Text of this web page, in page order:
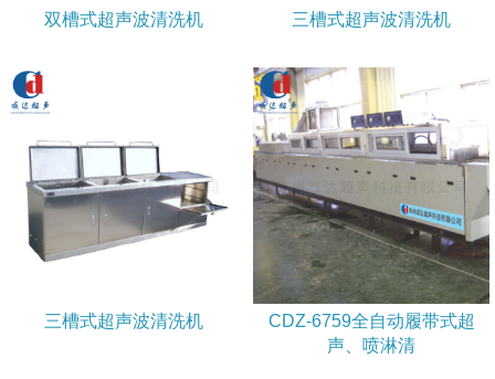
双槽式超声波清洗机 三槽式超声波清洗机
三槽式超声波清洗机
CDZ-6759全自动履带式超
声、喷淋清